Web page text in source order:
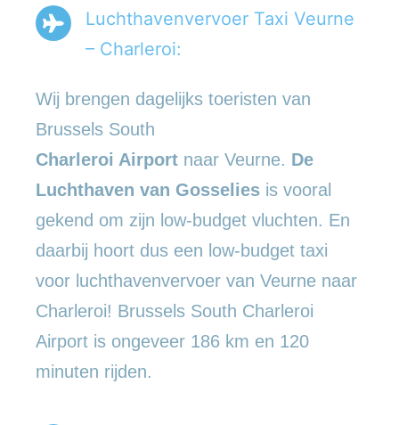
Luchthavenvervoer Taxi Veurne
– Charleroi:
Wij brengen dagelijks toeristen van
Brussels South
Charleroi Airport naar Veurne. De
Luchthaven van Gosselies is vooral
gekend om zijn low-budget vluchten. En
daarbij hoort dus een low-budget taxi
voor luchthavenvervoer van Veurne naar
Charleroi! Brussels South Charleroi
Airport is ongeveer 186 km en 120
minuten rijden.